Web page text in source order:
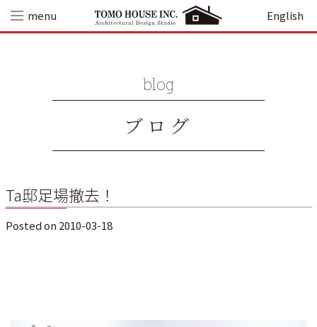
content
menu English
blog
ブログ
Ta邸足場撤去！
Posted on 2010-03-18